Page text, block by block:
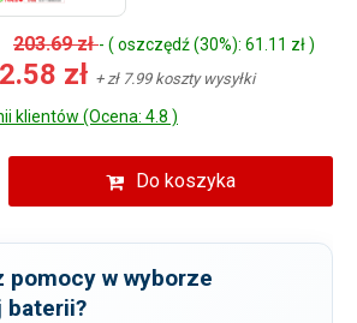
203.69 zł- ( oszczędź (30%): 61.11 zł )
zł + zł 7.99 koszty wysyłki
klientów (Ocena: 4.8 )
Do koszyka
pomocy w wyborze
baterii?